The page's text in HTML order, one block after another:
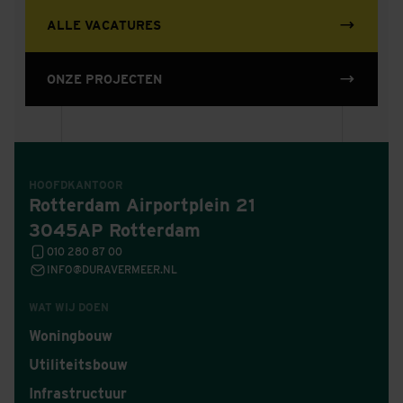
ALLE VACATURES
ONZE PROJECTEN
WAT WIJ DOEN
Woningbouw
Utiliteitsbouw
Infrastructuur
HOOFDKANTOOR
Rotterdam Airportplein 21
3045AP Rotterdam
010 280 87 00
INFO@DURAVERMEER.NL